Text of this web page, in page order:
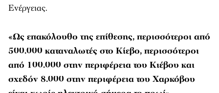
Ενέργειας.
«Ως επακόλουθο της επίθεσης, περισσότεροι από
500.000 καταναλωτές στο Κίεβο, περισσότεροι
από 100.000 στην περιφέρεια του Κιέβου και
σχεδόν 8.000 στην περιφέρεια του Χαρκόβου